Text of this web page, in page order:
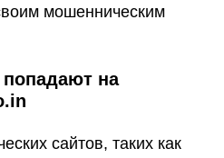
мошенническим
попадают на
сайтов, таких как